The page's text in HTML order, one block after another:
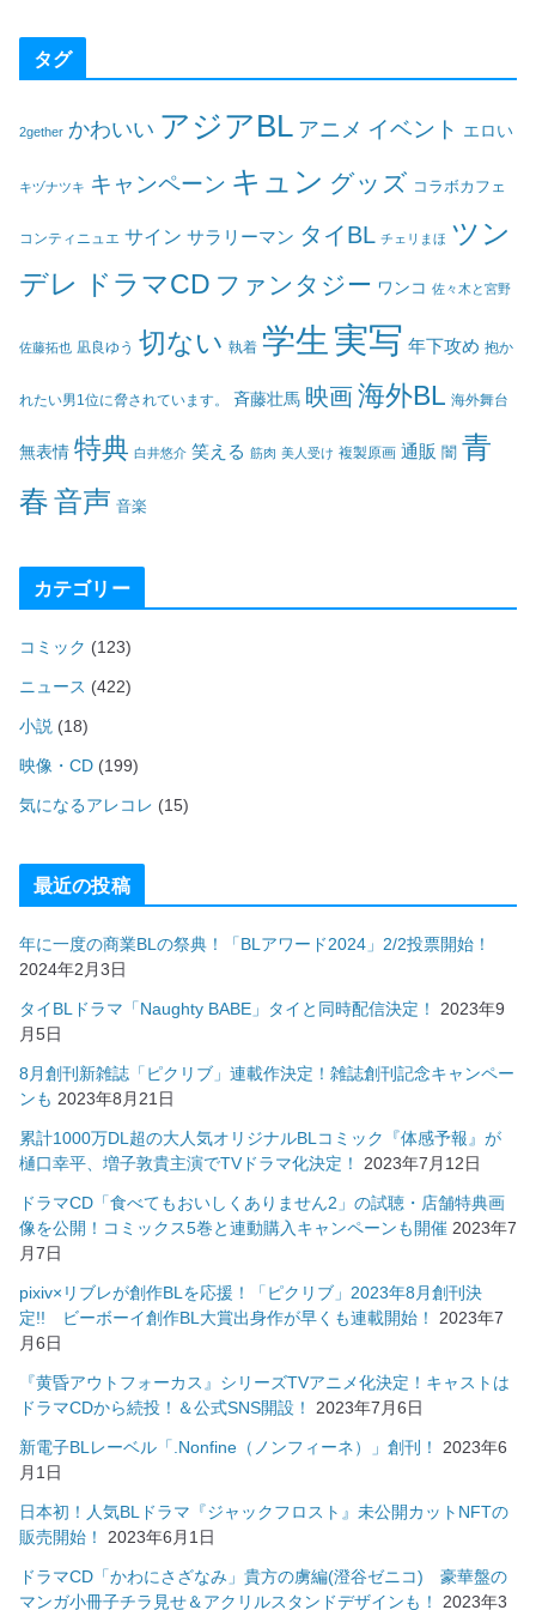
タグ
2gether かわいい アジアBL アニメ イベント エロい
キヅナツキ キャンペーン キュン グッズ コラボカフェ
コンティニュエ サイン サラリーマン タイBL チェリまほ ツン
デレ
ドラマCD ファンタジー ワンコ 佐々木と宮野
佐藤拓也 凪良ゆう 切ない 執着 学生 実写 年下攻め 抱か
れたい男1位に脅されています。 斉藤壮馬 映画海外BL 海外舞台
無表情 特典 白井悠介 笑える 筋肉 美人受け 複製原画 通販 闇 青
春音声 音楽
カテゴリー
コミック (123)
ニュース (422)
小説 (18)
映像・CD (199)
気になるアレコレ (15)
最近の投稿
年に一度の商業BLの祭典！「BLアワード2024」2/2投票開始！
2024年2月3日
タイBLドラマ「Naughty BABE」タイと同時配信決定！
2023年9
月5日
8月創刊新雑誌「ピクリブ」連載作決定！雑誌創刊記念キャンペー
ンも 2023年8月21日
累計1000万DL超の大人気オリジナルBLコミック『体感予報』が
樋口幸平、増子敦貴主演でTVドラマ化決定！
2023年7月12日
ドラマCD「食べてもおいしくありません2」の試聴・店舗特典画
像を公開！コミックス5巻と連動購入キャンペーンも開催 2023年7
月7日
pixiv×リブレが創作BLを応援！「ピクリブ」2023年8月創刊決
定!! ビーボーイ創作BL大賞出身作が早くも連載開始！
2023年7
月6日
『黄昏アウトフォーカス』シリーズTVアニメ化決定！キャストは
ドラマCDから続投！＆公式SNS開設！
2023年7月6日
新電子BLレーベル「.Nonfine（ノンフィーネ）」創刊！
2023年6
月1日
日本初！人気BLドラマ『ジャックフロスト』未公開カットNFTの
販売開始！
2023年6月1日
ドラマCD「かわにさざなみ」貴方の虜編(澄谷ゼニコ) 豪華盤の
マンガ小冊子チラ見せ＆アクリルスタンドデザインも！
2023年3